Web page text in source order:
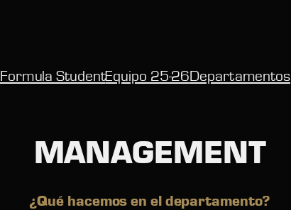
Formula StudentEquipo 25-26Departamentos
MANAGEMENT
¿Qué hacemos en el departamento?